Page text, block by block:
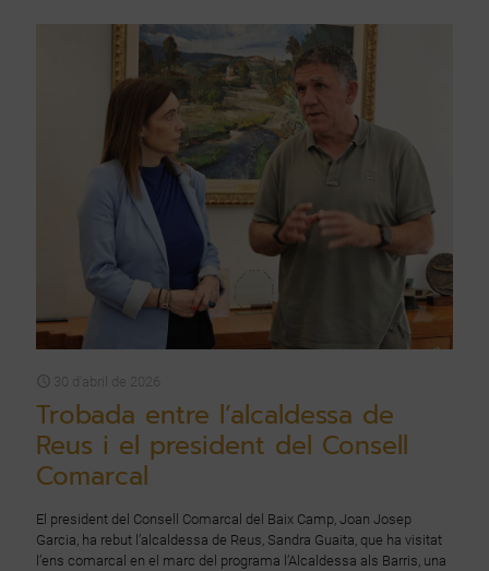
30 d'abril de 2026
Trobada entre l’alcaldessa de
Reus i el president del Consell
Comarcal
El president del Consell Comarcal del Baix Camp, Joan Josep
Garcia, ha rebut l’alcaldessa de Reus, Sandra Guaita, que ha visitat
l’ens comarcal en el marc del programa l’Alcaldessa als Barris, una